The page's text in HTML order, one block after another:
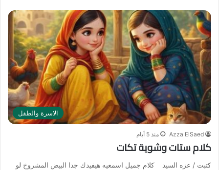
الاسرة والطفل
Azza ElSaed منذ 5 أيام
كلام ستات وشوية تكات
كتبت / عزه السيد كلام جميل اسمعيه هيفيدك جدا البيض المشروخ لو